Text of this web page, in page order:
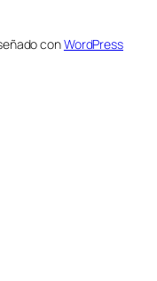
conWordPress